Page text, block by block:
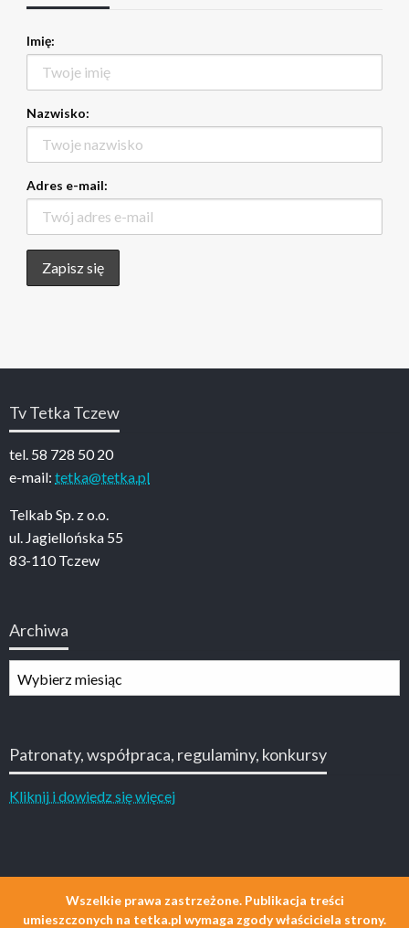
Imię:
Nazwisko:
Adres e-mail:
Tv Tetka Tczew
tel. 58 728 50 20
e-mail: tetka@tetka.pl
Telkab Sp. z o.o.
ul. Jagiellońska 55
83-110 Tczew
Archiwa
Patronaty, współpraca, regulaminy, konkursy
Kliknij i dowiedz się więcej
Wszelkie prawa zastrzeżone. Publikacja treści
umieszczonych na tetka.pl wymaga zgody właściciela strony.